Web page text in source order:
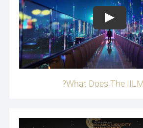
Play
What Does The IILM